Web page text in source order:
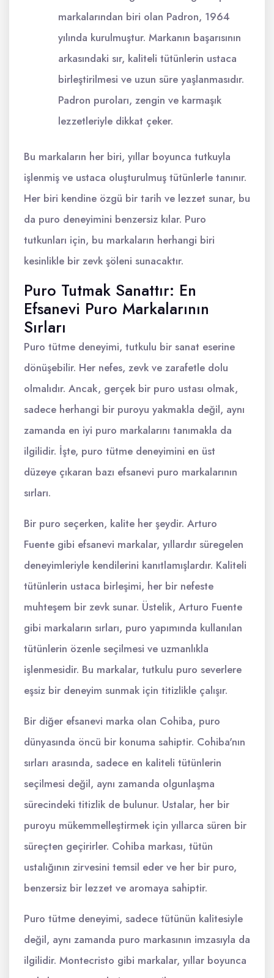
markalarından biri olan Padron, 1964
yılında kurulmuştur. Markanın başarısının
arkasındaki sır, kaliteli tütünlerin ustaca
birleştirilmesi ve uzun süre yaşlanmasıdır.
Padron puroları, zengin ve karmaşık
lezzetleriyle dikkat çeker.
Bu markaların her biri, yıllar boyunca tutkuyla
işlenmiş ve ustaca oluşturulmuş tütünlerle tanınır.
Her biri kendine özgü bir tarih ve lezzet sunar, bu
da puro deneyimini benzersiz kılar. Puro
tutkunları için, bu markaların herhangi biri
kesinlikle bir zevk şöleni sunacaktır.
Puro Tutmak Sanattır: En
Efsanevi Puro Markalarının
Sırları
Puro tütme deneyimi, tutkulu bir sanat eserine
dönüşebilir. Her nefes, zevk ve zarafetle dolu
olmalıdır. Ancak, gerçek bir puro ustası olmak,
sadece herhangi bir puroyu yakmakla değil, aynı
zamanda en iyi puro markalarını tanımakla da
ilgilidir. İşte, puro tütme deneyimini en üst
düzeye çıkaran bazı efsanevi puro markalarının
sırları.
Bir puro seçerken, kalite her şeydir. Arturo
Fuente gibi efsanevi markalar, yıllardır süregelen
deneyimleriyle kendilerini kanıtlamışlardır. Kaliteli
tütünlerin ustaca birleşimi, her bir nefeste
muhteşem bir zevk sunar. Üstelik, Arturo Fuente
gibi markaların sırları, puro yapımında kullanılan
tütünlerin özenle seçilmesi ve uzmanlıkla
işlenmesidir. Bu markalar, tutkulu puro severlere
eşsiz bir deneyim sunmak için titizlikle çalışır.
Bir diğer efsanevi marka olan Cohiba, puro
dünyasında öncü bir konuma sahiptir. Cohiba'nın
sırları arasında, sadece en kaliteli tütünlerin
seçilmesi değil, aynı zamanda olgunlaşma
sürecindeki titizlik de bulunur. Ustalar, her bir
puroyu mükemmelleştirmek için yıllarca süren bir
süreçten geçirirler. Cohiba markası, tütün
ustalığının zirvesini temsil eder ve her bir puro,
benzersiz bir lezzet ve aromaya sahiptir.
Puro tütme deneyimi, sadece tütünün kalitesiyle
değil, aynı zamanda puro markasının imzasıyla da
ilgilidir. Montecristo gibi markalar, yıllar boyunca